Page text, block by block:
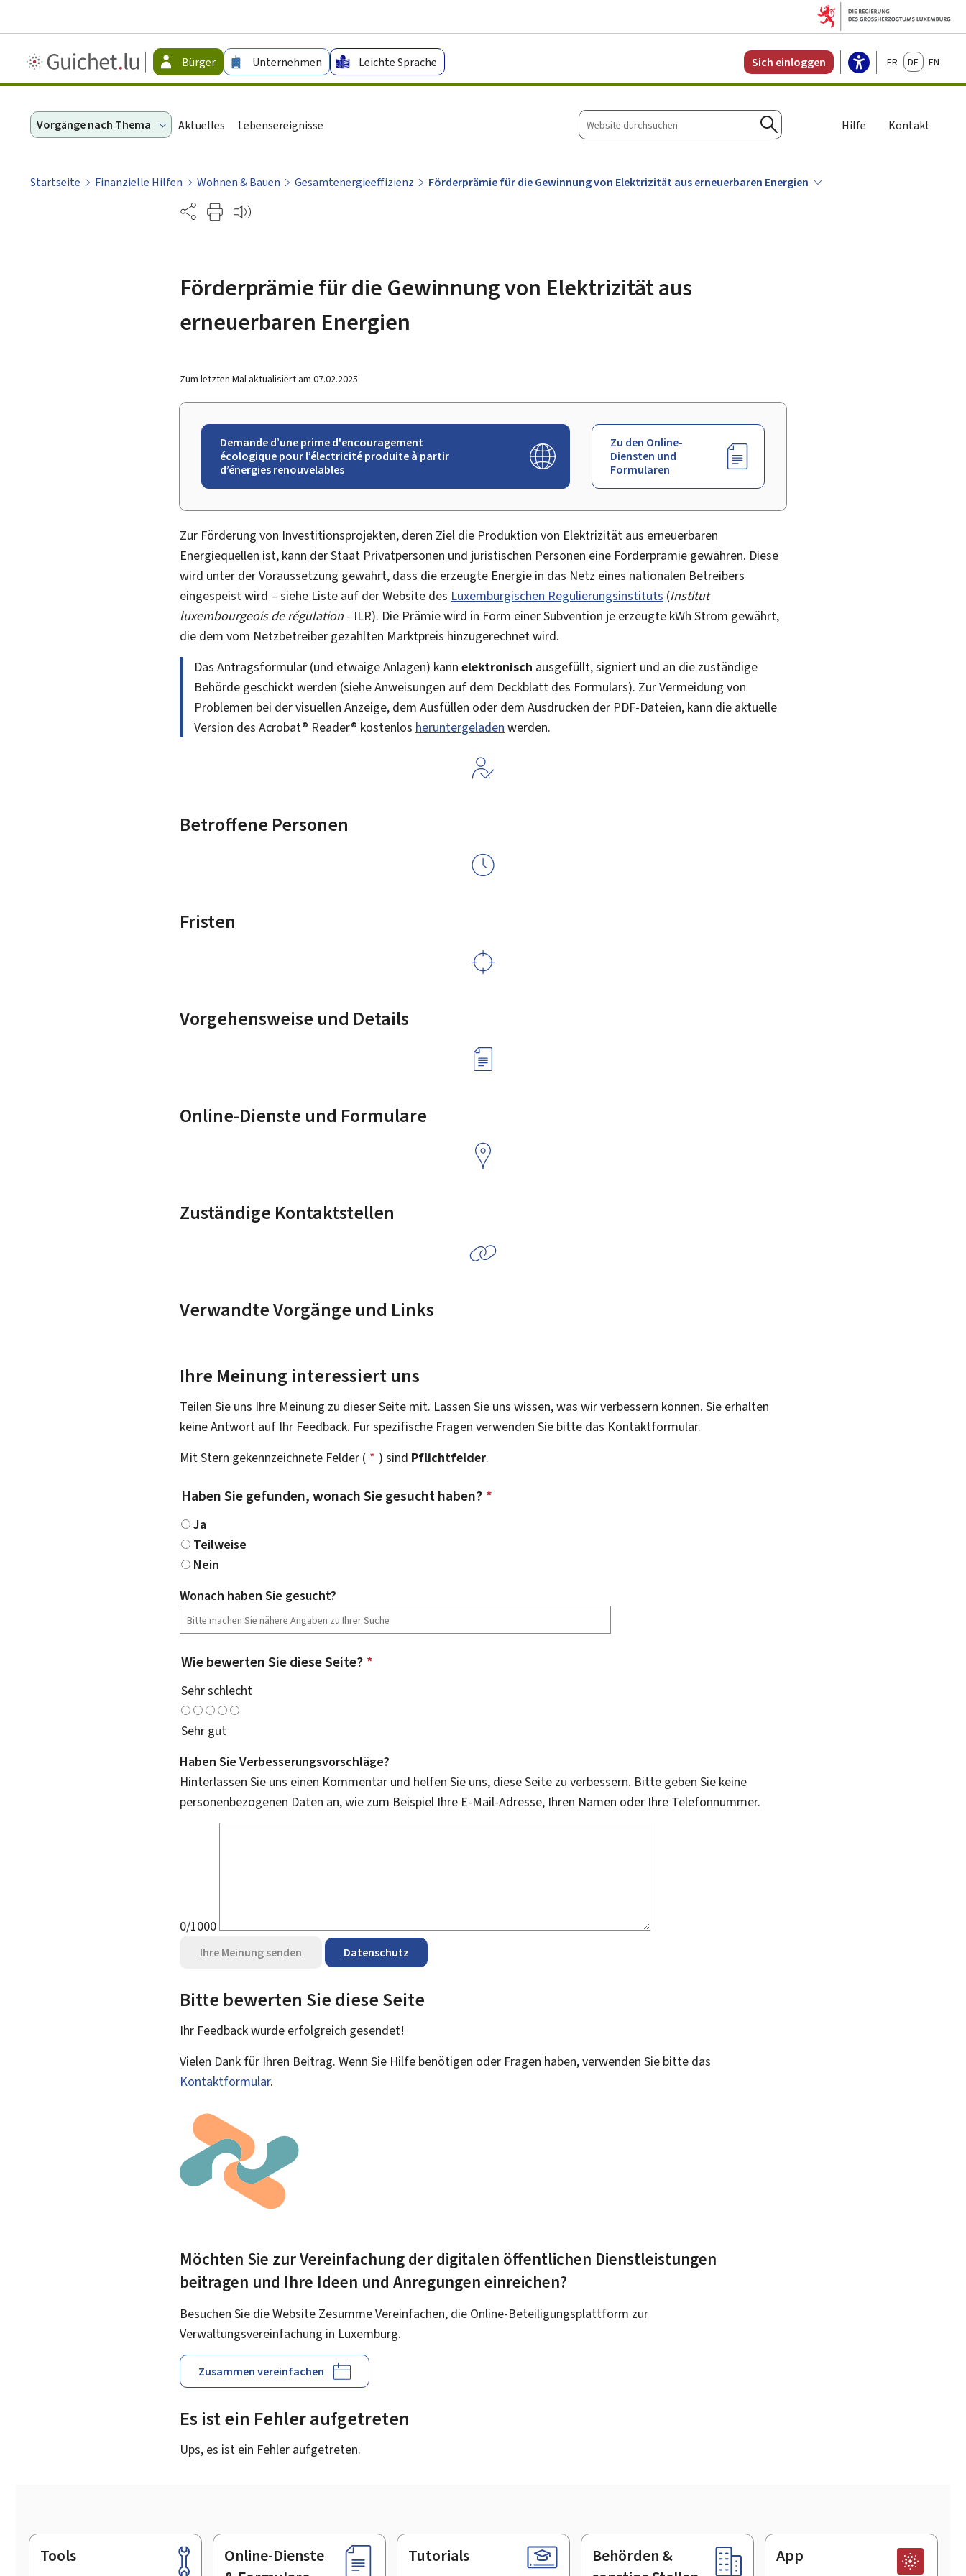
Guichet.lu
-
Bürger Unternehmen Leichte Sprache Sich einloggen FrançaisDeutschEnglish
Vorgänge nach Thema Aktuelles Lebensereignisse
Website
durchsuchen
Suchen
Hilfe Kontakt
Startseite Finanzielle Hilfen Wohnen & Bauen Gesamtenergieeffizienz
Förderprämie für die Gewinnung von Elektrizität aus erneuerbaren Energien
Partage
Förderprämie für die Gewinnung von Elektrizität aus
erneuerbaren Energien
Zum letzten Mal aktualisiert am 07.02.2025
Demande d’une prime d'encouragement
écologique pour l’électricité produite à partir
d’énergies renouvelables
Zu den Online-
Diensten und
Formularen
Zur Förderung von Investitionsprojekten, deren Ziel die Produktion von Elektrizität aus erneuerbaren
Energiequellen ist, kann der Staat Privatpersonen und juristischen Personen eine Förderprämie gewähren. Diese
wird unter der Voraussetzung gewährt, dass die erzeugte Energie in das Netz eines nationalen Betreibers
eingespeist wird – siehe Liste auf der Website des Luxemburgischen Regulierungsinstituts (Institut
luxembourgeois de régulation - ILR). Die Prämie wird in Form einer Subvention je erzeugte kWh Strom gewährt,
die dem vom Netzbetreiber gezahlten Marktpreis hinzugerechnet wird.
Das Antragsformular (und etwaige Anlagen) kann elektronisch ausgefüllt, signiert und an die zuständige
Behörde geschickt werden (siehe Anweisungen auf dem Deckblatt des Formulars). Zur Vermeidung von
Problemen bei der visuellen Anzeige, dem Ausfüllen oder dem Ausdrucken der PDF-Dateien, kann die aktuelle
Version des Acrobat® Reader® kostenlos heruntergeladen werden.
Betroffene Personen
Fristen
Vorgehensweise und Details
Online-Dienste und Formulare
Zuständige Kontaktstellen
Verwandte Vorgänge und Links
Ihre Meinung interessiert uns
Teilen Sie uns Ihre Meinung zu dieser Seite mit. Lassen Sie uns wissen, was wir verbessern können. Sie erhalten
keine Antwort auf Ihr Feedback. Für spezifische Fragen verwenden Sie bitte das Kontaktformular.
Mit Stern gekennzeichnete Felder ( * ) sind Pflichtfelder.
Haben Sie gefunden, wonach Sie gesucht haben? *
Ja
Teilweise
Nein
Wonach haben Sie gesucht?
Wie bewerten Sie diese Seite? *
Sehr schlecht
Sehr gut
Haben Sie Verbesserungsvorschläge?
Hinterlassen Sie uns einen Kommentar und helfen Sie uns, diese Seite zu verbessern. Bitte geben Sie keine
personenbezogenen Daten an, wie zum Beispiel Ihre E-Mail-Adresse, Ihren Namen oder Ihre Telefonnummer.
0/1000
Ihre Meinung senden Datenschutz
Bitte bewerten Sie diese Seite
Ihr Feedback wurde erfolgreich gesendet!
Vielen Dank für Ihren Beitrag. Wenn Sie Hilfe benötigen oder Fragen haben, verwenden Sie bitte das
Kontaktformular.
Möchten Sie zur Vereinfachung der digitalen öffentlichen Dienstleistungen
beitragen und Ihre Ideen und Anregungen einreichen?
Besuchen Sie die Website Zesumme Vereinfachen, die Online-Beteiligungsplattform zur
Verwaltungsvereinfachung in Luxemburg.
Zusammen vereinfachen
Es ist ein Fehler aufgetreten
Ups, es ist ein Fehler aufgetreten.
Footer
Tools
Online-Dienste
Tutorials
Behörden &
App